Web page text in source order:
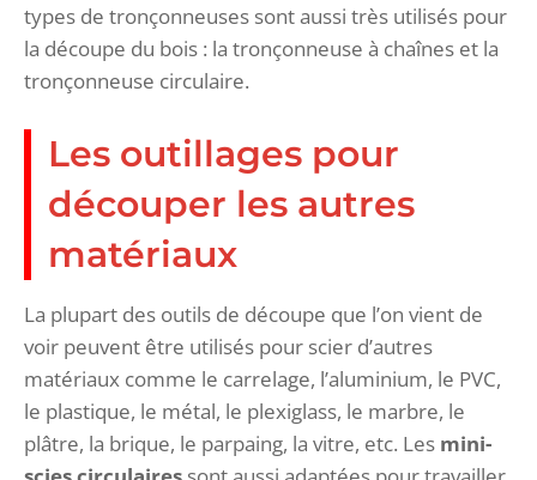
types de tronçonneuses sont aussi très utilisés pour
la découpe du bois : la tronçonneuse à chaînes et la
tronçonneuse circulaire.
Les outillages pour
découper les autres
matériaux
La plupart des outils de découpe que l’on vient de
voir peuvent être utilisés pour scier d’autres
matériaux comme le carrelage, l’aluminium, le PVC,
le plastique, le métal, le plexiglass, le marbre, le
plâtre, la brique, le parpaing, la vitre, etc. Les mini-